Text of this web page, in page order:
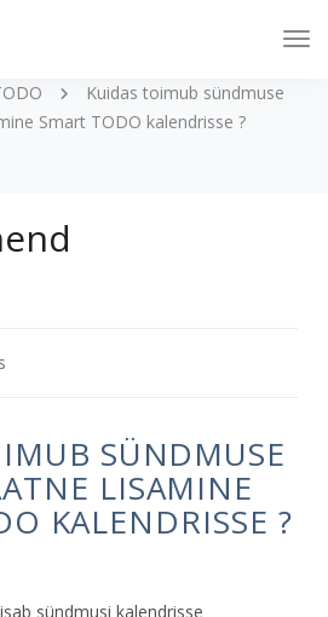
Kuidas toimub sündmuse
Smart TODO kalendrisse ?
SÜNDMUSE
LISAMINE
KALENDRISSE ?
sündmusi kalendrisse